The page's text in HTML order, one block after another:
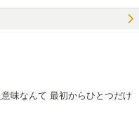
味なんて 最初からひとつだけ